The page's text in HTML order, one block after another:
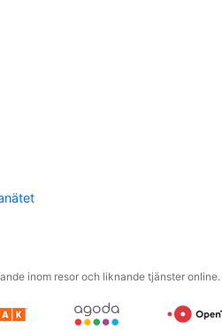
inom resor och liknande tjänster online.